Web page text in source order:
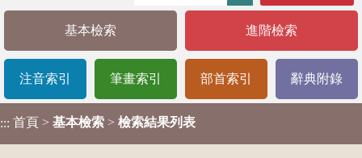
基本檢索 進階檢索
注音索引 筆畫索引 部首索引 辭典附錄
::: 首頁 > 基本檢索 > 檢索結果列表